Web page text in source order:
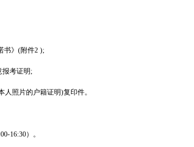
书》(附件2 );
报考证明;
照片的户籍证明)复印件。
16:30）。